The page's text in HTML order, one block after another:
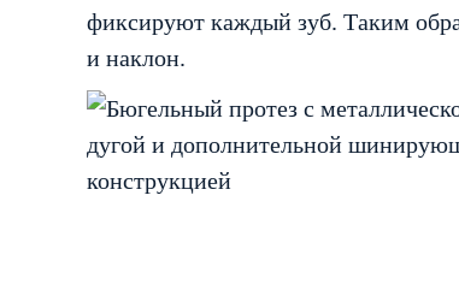
фиксируют каждый зуб. Таким
и наклон.